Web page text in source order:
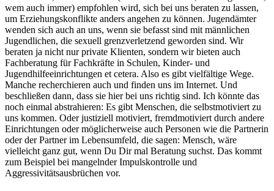
wem auch immer) empfohlen wird, sich bei uns beraten zu lassen,
um Erziehungskonflikte anders angehen zu können. Jugendämter
wenden sich auch an uns, wenn sie befasst sind mit männlichen
Jugendlichen, die sexuell grenzverletzend geworden sind. Wir
beraten ja nicht nur private Klienten, sondern wir bieten auch
Fachberatung für Fachkräfte in Schulen, Kinder- und
Jugendhilfeeinrichtungen et cetera. Also es gibt vielfältige Wege.
Manche recherchieren auch und finden uns im Internet. Und
beschließen dann, dass sie hier bei uns richtig sind. Ich könnte das
noch einmal abstrahieren: Es gibt Menschen, die selbstmotiviert zu
uns kommen. Oder justiziell motiviert, fremdmotiviert durch andere
Einrichtungen oder möglicherweise auch Personen wie die Partnerin
oder der Partner im Lebensumfeld, die sagen: Mensch, wäre
vielleicht ganz gut, wenn Du Dir mal Beratung suchst. Das kommt
zum Beispiel bei mangelnder Impulskontrolle und
Aggressivitätsausbrüchen vor.